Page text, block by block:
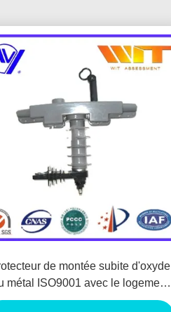
de montée subite d'oxyde
métal ISO9001 avec le logement
polymère, ligne type de transport